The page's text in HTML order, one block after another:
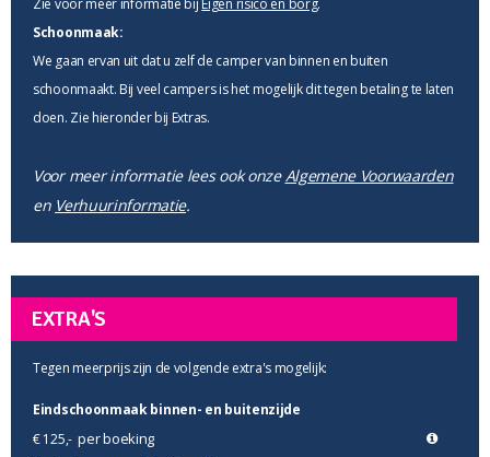
Zie voor meer informatie bij Eigen risico en borg.
Schoonmaak:
We gaan ervan uit dat u zelf de camper van binnen en buiten
schoonmaakt. Bij veel campers is het mogelijk dit tegen betaling te laten
doen. Zie hieronder bij Extras.
Voor meer informatie lees ook onzeAlgemene Voorwaarden
en Verhuurinformatie.
EXTRA'S
Tegen meerprijs zijn de volgende extra's mogelijk:
Eindschoonmaak binnen- en buitenzijde
€ 125,-per boeking